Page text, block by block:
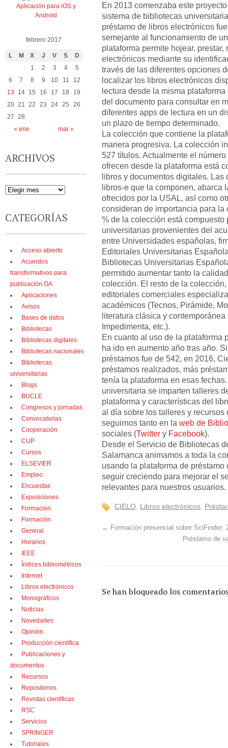
En 2013 comenzaba este
sistema de bibliotecas
préstamo de libros electrónicos
semejante al funcionamiento de
plataforma permite hojear,
electrónicos mediante su
través de las diferentes opciones
localizar los libros electrónicos
lectura desde la misma
del documento para consultar en
diferentes apps de lectura en un
un plazo de tiempo determinado.
La colección que contiene la
manera progresiva. La colección
527 títulos. Actualmente el
ofrecen desde la plataforma está
libros y documentos digitales. Las
libros-e que la componen, abarca
ofrecidos por la USAL, así como
consideran de importancia para
% de la colección está
universitarias provenientes del
entre Universidades españolas,
Editoriales Universitarias
Bibliotecas Universitarias
permitido aumentar tanto la
colección. El resto de la
editoriales comerciales
académicos (Tecnos, Pirámide,
literatura clásica y
Impedimenta, etc.).
En cuanto al uso de la plataforma
ha ido en aumento año tras año.
préstamos fue de 542, en 2016,
préstamos realizados, más
tenía la plataforma en esas
universitaria se imparten talleres
plataforma y características del
al día sobre los talleres y
seguirnos tanto en la web de
sociales (Twitter y Facebook).
Desde el Servicio de Bibliotecas
Salamanca animamos a toda la
usando la plataforma de
seguir creciendo para mejorar el
relevantes para nuestros usuarios.
CIELO Libros electrónicos
← Formación presencial sobre SciFinder:
Préstamo de
Se han bloqueado los
Aplicación para iOS y
Android
febrero 2017
L M X J V S D
« ene mar »
1 2 3 4
5
6
7 8 9 10 11
12
13
14 15 16 17 18
19
20 21 22 23 24 25
26
27 28
ARCHIVOS
CATEGORÍAS
Acceso abierto
Acuerdos
transformativos para
publicación OA
Aplicaciones
Avisos
Bases de datos
Bibliotecas
Bibliotecas digitales
Bibliotecas nacionales
Bibliotecas
universitarias
Blogs
BUCLE
Congresos y jornadas
Convocatorias
Cooperación
CUP
Cursos
ELSEVIER
Empleo
Encuestas
Exposiciones
Formación
Formación
General
Horarios
IEEE
Índices bibliométricos
Internet
Libros electrónicos
Monográficos
Noticias
Novedades
Opinión
Producción científica
Publicaciones y
documentos
Recursos
Repositorios
Revistas científicas
RSC
Servicios
SPRINGER
Tutoriales